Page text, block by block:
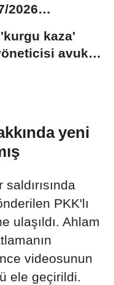
2026
kaza'
avukat
yeni
PKK'lı
ulaşıldı. Ahlam
videosunun
ele geçirildi.